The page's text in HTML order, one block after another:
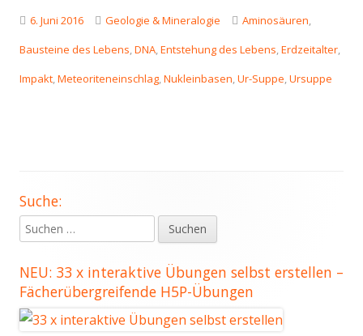
Veröffentlicht
am
6. Juni 2016 Kategorien
Geologie & Mineralogie Schlagwörter
Aminosäuren,
Bausteine des Lebens,DNA,Entstehung des Lebens,Erdzeitalter,
Impakt,Meteoriteneinschlag,Nukleinbasen,Ur-Suppe,Ursuppe
Haupt-
Seitenleiste
Suche:
Suchen
nach:
NEU: 33 x interaktive Übungen selbst erstellen –
Fächerübergreifende H5P-Übungen